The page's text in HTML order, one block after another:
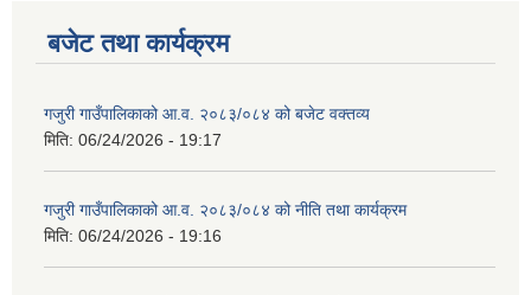
बजेट तथा कार्यक्रम
गजुरी गाउँपालिकाको आ.व. २०८३/०८४ को बजेट वक्तव्य
मिति: 06/24/2026 - 19:17
गजुरी गाउँपालिकाको आ.व. २०८३/०८४ को नीति तथा कार्यक्रम
मिति: 06/24/2026 - 19:16